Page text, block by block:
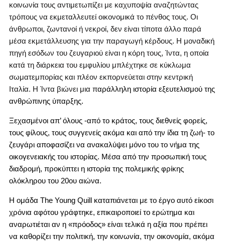
κοινωνία τους αντιμετωπίζει με καχυποψία αναζητώντας
τρόπους να εκμεταλλευτεί οικονομικά το πένθος τους. Οι
άνθρωποι, ζωντανοί ή νεκροί, δεν είναι τίποτα άλλο παρά
μέσα εκμετάλλευσης για την παραγωγή κέρδους. Η μοναδική
πηγή εσόδων του ζευγαριού είναι η κόρη τους, Ίντα, η οποία
κατά τη διάρκεια του εμφυλίου μπλέχτηκε σε κύκλωμα
σωματεμπορίας και πλέον εκπορνεύεται στην κεντρική
Ιταλία. Η Ίντα βιώνει μια παράλληλη ιστορία εξευτελισμού της
ανθρώπινης ύπαρξης.
Ξεχασμένοι απ’ όλους -από το κράτος, τους διεθνείς φορείς,
τους φίλους, τους συγγενείς ακόμα και από την ίδια τη ζωή- το
ζευγάρι αποφασίζει να ανακαλύψει μόνο του το νήμα της
οικογενειακής του ιστορίας. Μέσα από την προσωπική τους
διαδρομή, προκύπτει η ιστορία της πολεμικής φρίκης
ολόκληρου του 20ου αιώνα.
Η ομάδα The Young Quill καταπιάνεται με το έργο αυτό είκοσι
χρόνια αφότου γράφτηκε, επικαιροποιεί το ερώτημα και
αναρωτιέται αν η «πρόοδος» είναι τελικά η αξία που πρέπει
να καθορίζει την πολιτική, την κοινωνία, την οικονομία, ακόμα